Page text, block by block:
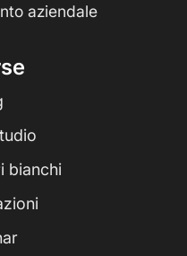
aziendale
bianchi